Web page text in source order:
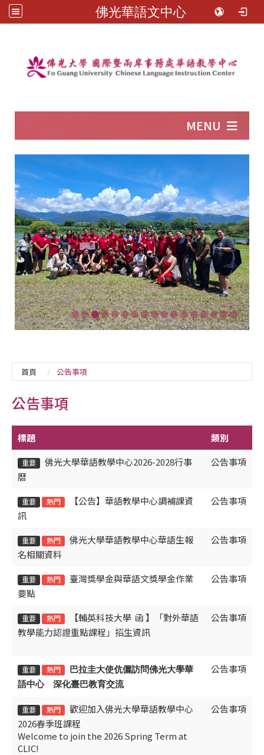
佛光華語文中心
MENU
首頁 公告事項
公告事項
標題 類別
重要
佛光大學華語教學中心2026-2028行事
曆
公告事項
重要 熱門
【公告】華語教學中心調補課資
訊
公告事項
重要 熱門
佛光大學華語教學中心華語生報
名相關資料
公告事項
重要 熱門
臺灣獎學金與華語文獎學金作業
要點
公告事項
重要 熱門
【輔英科技大學 函 】「對外華語
教學能力認證重點課程」招生資訊
公告事項
重要 熱門
巴拉圭大使伉儷訪問佛光大學華
語中心 深化臺巴教育交流
公告事項
重要 熱門
歡迎加入佛光大學華語教學中心
2026春季班課程
Welcome to join the 2026 Spring Term at
CLIC!
公告事項